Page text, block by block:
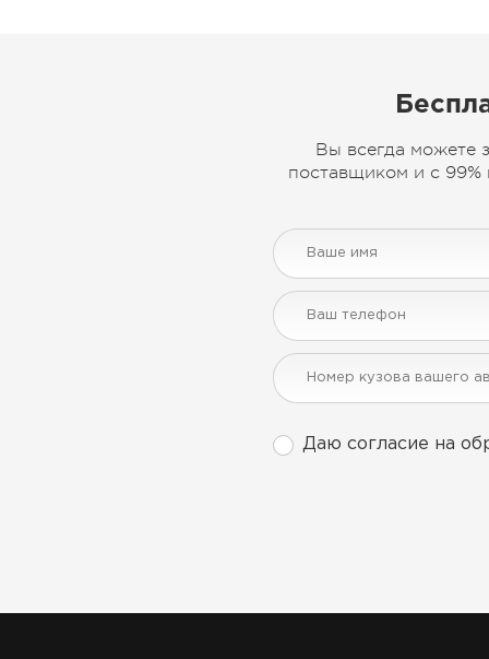
Вы всегда можете
поставщиком и с 99%
Даю согласие на